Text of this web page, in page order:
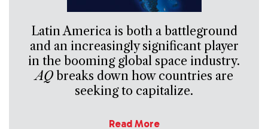
Latin America is both a battleground
and an increasingly significant player
in the booming global space industry.
AQbreaks down how countries are
seeking to capitalize.
Read More